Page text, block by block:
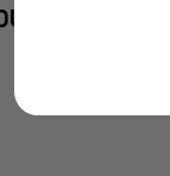
26/06/2025 À